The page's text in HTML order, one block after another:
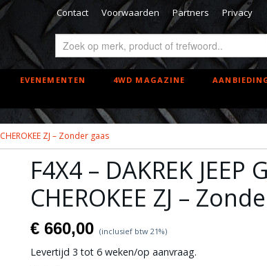
Contact Voorwaarden Partners Privacy
EVENEMENTEN 4WD MAGAZINE
ZJ – Zonder gaas
F4X4 – DAKREK JEEP
CHEROKEE ZJ –
€ 660,00 (inclusief btw 21%)
Levertijd 3 tot 6 weken/op aanvraag.